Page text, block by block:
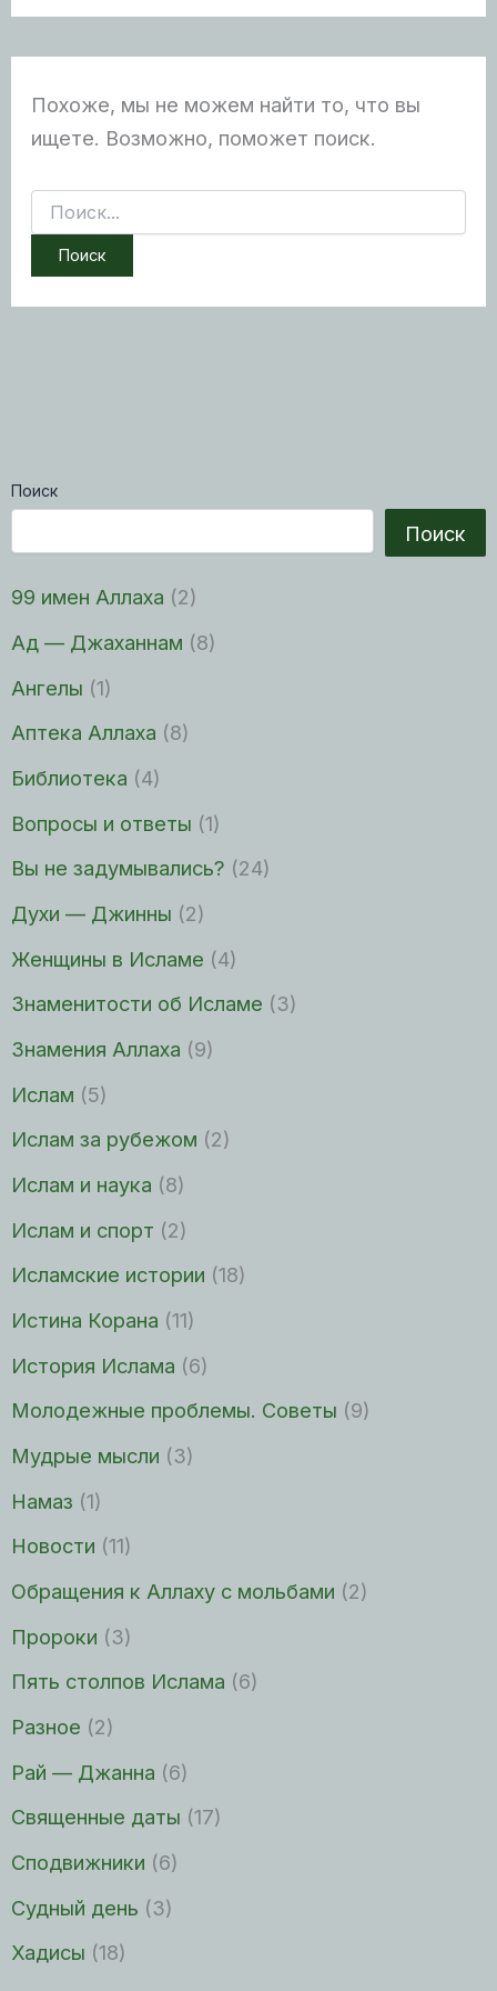
Поиск
Поиск
99 имен Аллаха (2)
Ад — Джаханнам (8)
Ангелы (1)
Аптека Аллаха (8)
Библиотека (4)
Вопросы и ответы (1)
Вы не задумывались? (24)
Духи — Джинны (2)
Женщины в Исламе (4)
Знаменитости об Исламе (3)
Знамения Аллаха (9)
Ислам (5)
Ислам за рубежом (2)
Ислам и наука (8)
Ислам и спорт (2)
Исламские истории (18)
Истина Корана (11)
История Ислама (6)
Молодежные проблемы. Советы (9)
Мудрые мысли (3)
Намаз (1)
Новости (11)
Обращения к Аллаху с мольбами (2)
Пророки (3)
Пять столпов Ислама (6)
Разное (2)
Рай — Джанна (6)
Священные даты (17)
Сподвижники (6)
Судный день (3)
Хадисы (18)
Похоже, мы не можем найти то, что вы
ищете. Возможно, поможет поиск.
Поиск: